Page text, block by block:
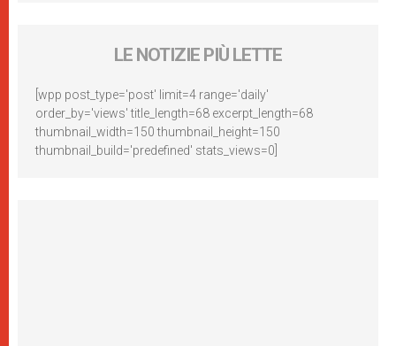
LE NOTIZIE PIÙ LETTE
[wpp post_type='post' limit=4 range='daily'
order_by='views' title_length=68 excerpt_length=68
thumbnail_width=150 thumbnail_height=150
thumbnail_build='predefined' stats_views=0]